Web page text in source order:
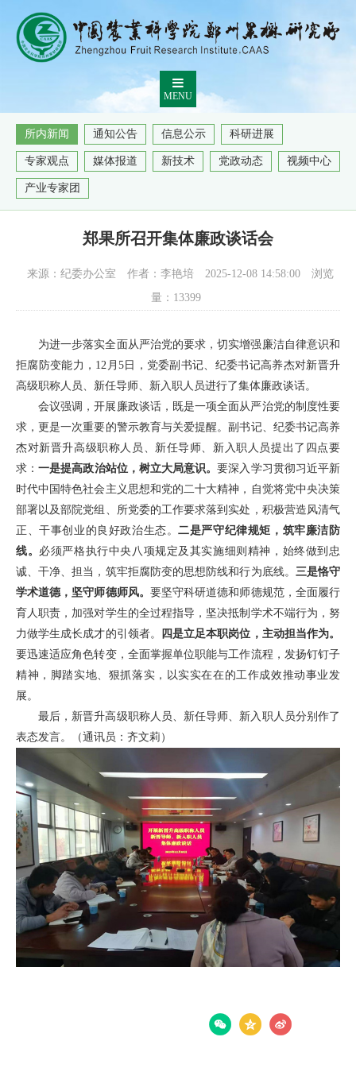
MENU
所内新闻 通知公告 信息公示 科研进展
专家观点 媒体报道 新技术 党政动态 视频中心
产业专家团
郑果所召开集体廉政谈话会
来源：纪委办公室 作者：李艳培 2025-12-08 14:58:00
浏览
量： 13399
为进一步落实全面从严治党的要求，切实增强廉洁自律意识和
拒腐防变能力，12月5日，党委副书记、纪委书记高养杰对新晋升
高级职称人员、新任导师、新入职人员进行了集体廉政谈话。
会议强调，开展廉政谈话，既是一项全面从严治党的制度性要
求，更是一次重要的警示教育与关爱提醒。副书记、纪委书记高养
杰对新晋升高级职称人员、新任导师、新入职人员提出了四点要
求：一是提高政治站位，树立大局意识。要深入学习贯彻习近平新
时代中国特色社会主义思想和党的二十大精神，自觉将党中央决策
部署以及部院党组、所党委的工作要求落到实处，积极营造风清气
正、干事创业的良好政治生态。二是严守纪律规矩，筑牢廉洁防
线。 必须严格执行中央八项规定及其实施细则精神，始终做到忠
诚、干净、担当，筑牢拒腐防变的思想防线和行为底线。 三是恪守
学术道德，坚守师德师风。 要坚守科研道德和师德规范，全面履行
育人职责，加强对学生的全过程指导，坚决抵制学术不端行为，努
力做学生成长成才的引领者。
四是立足本职岗位，主动担当作为。
要迅速适应角色转变，全面掌握单位职能与工作流程，发扬钉钉子
精神，脚踏实地、狠抓落实，以实实在在的工作成效推动事业发
展。
最后，新晋升高级职称人员、新任导师、新入职人员分别作了
表态发言。（通讯员：齐文莉）